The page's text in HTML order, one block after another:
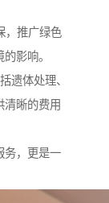
，推广绿色
影响。
遗体处理、
清晰的费用
务，更是一